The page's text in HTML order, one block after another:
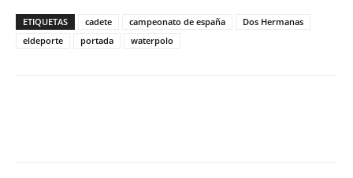
ETIQUETAS cadete campeonato de españa
Dos Hermanas
eldeporte
portada waterpolo